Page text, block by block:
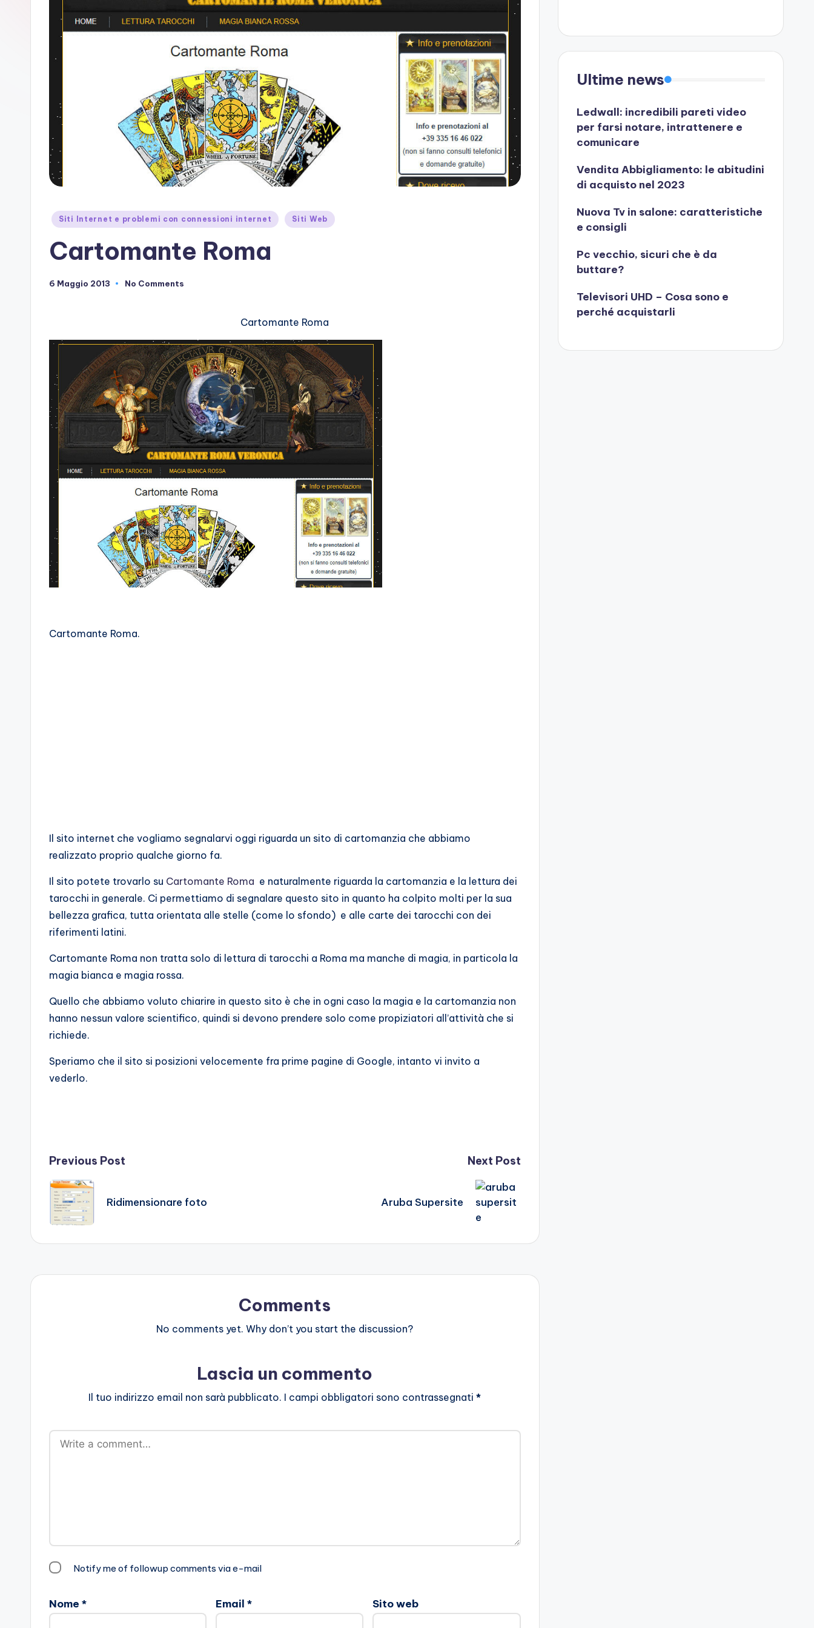
Posted
Siti Internet e problemi con connessioni internet Siti Web
Cartomante Roma
6 Maggio 2013 No Comments
Cartomante Roma
Cartomante Roma.
Il sito internet che vogliamo segnalarvi oggi riguarda un sito di cartomanzia che abbiamo
realizzato proprio qualche giorno fa.
Il sito potete trovarlo su Cartomante Roma e naturalmente riguarda la cartomanzia e la lettura dei
tarocchi in generale. Ci permettiamo di segnalare questo sito in quanto ha colpito molti per la sua
bellezza grafica, tutta orientata alle stelle (come lo sfondo) e alle carte dei tarocchi con dei
riferimenti latini.
Cartomante Roma non tratta solo di lettura di tarocchi a Roma ma manche di magia, in particola la
magia bianca e magia rossa.
Quello che abbiamo voluto chiarire in questo sito è che in ogni caso la magia e la cartomanzia non
hanno nessun valore scientifico, quindi si devono prendere solo come propiziatori all’attività che si
richiede.
Speriamo che il sito si posizioni velocemente fra prime pagine di Google, intanto vi invito a
vederlo.
Post
navigation
Previous Post
Ridimensionare foto
Next Post
Aruba Supersite
Comments
No comments yet. Why don’t you start the discussion?
Lascia un commento
Il tuo indirizzo email non sarà pubblicato. I campi obbligatori sono contrassegnati*
Notify me of followup comments via e-mail
Nome * Email * Sito web
Ultime news
Ledwall: incredibili pareti video
per farsi notare, intrattenere e
comunicare
Vendita Abbigliamento: le abitudini
di acquisto nel 2023
Nuova Tv in salone: caratteristiche
e consigli
Pc vecchio, sicuri che è da
buttare?
Televisori UHD – Cosa sono e
perché acquistarli